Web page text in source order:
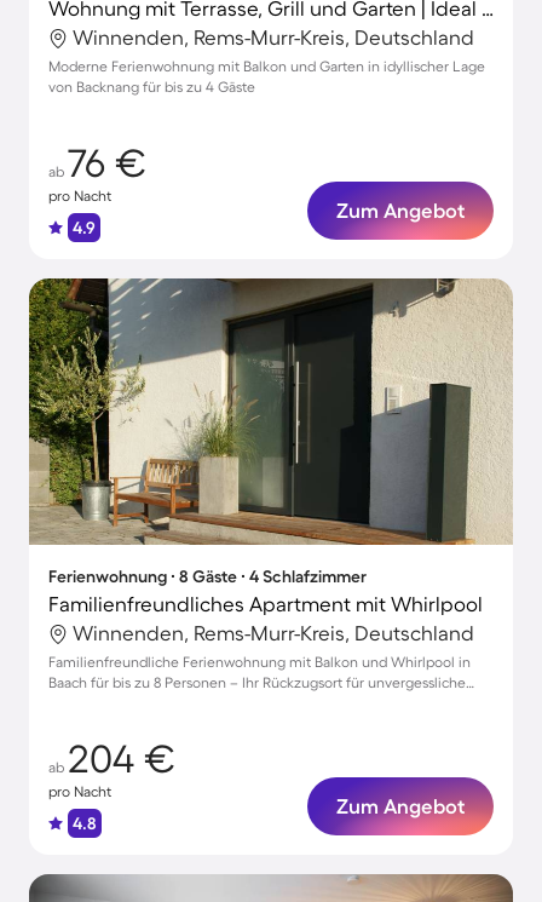
Wohnung mit Terrasse, Grill und Garten | Ideal für Homeoffice
Winnenden, Rems-Murr-Kreis, Deutschland
Moderne Ferienwohnung mit Balkon und Garten in idyllischer Lage
von Backnang für bis zu 4 Gäste
ab 76 €
pro Nacht
4.9
Zum Angebot
Ferienwohnung ∙ 8 Gäste ∙ 4 Schlafzimmer
Familienfreundliches Apartment mit Whirlpool
Winnenden, Rems-Murr-Kreis, Deutschland
Familienfreundliche Ferienwohnung mit Balkon und Whirlpool in
Baach für bis zu 8 Personen – Ihr Rückzugsort für unvergessliche
ab 204 €
pro Nacht
4.8
Zum Angebot